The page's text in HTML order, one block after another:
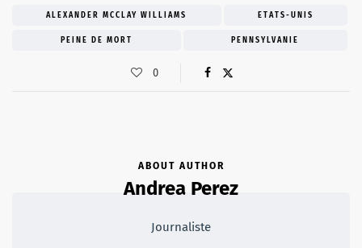
ALEXANDER MCCLAY WILLIAMS ETATS-UNIS
PEINE DE MORT PENNSYLVANIE
0
ABOUT AUTHOR
Andrea Perez
Journaliste